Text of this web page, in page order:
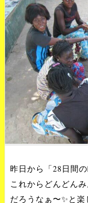
昨日から「28日間
これからどんどん
だろうなぁ〜✨と